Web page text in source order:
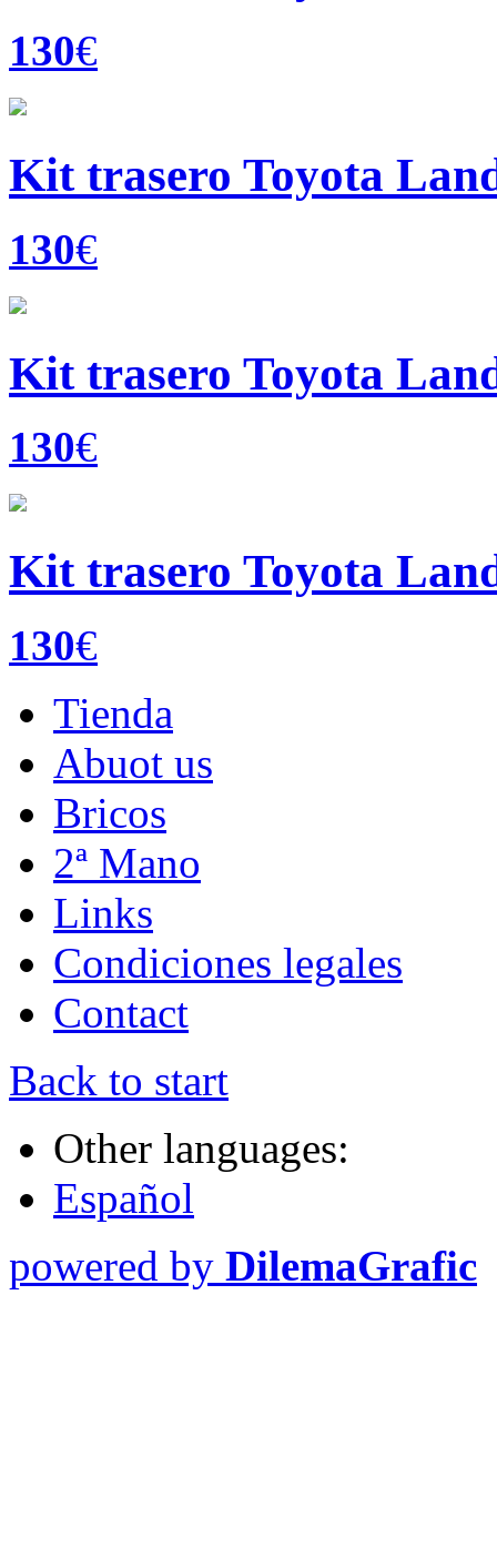
130€
Kit trasero Toyota
130€
Kit trasero Toyota
130€
Kit trasero Toyota
130€
Tienda
Abuot us
Bricos
2ª Mano
Links
Condiciones legales
Contact
Back to start
Other languages:
Español
powered by DilemaGrafic